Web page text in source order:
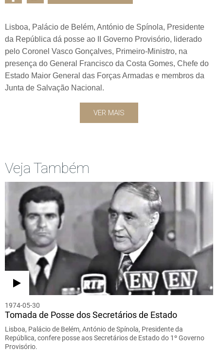
Lisboa, Palácio de Belém, António de Spínola, Presidente
da República dá posse ao II Governo Provisório, liderado
pelo Coronel Vasco Gonçalves, Primeiro-Ministro, na
presença do General Francisco da Costa Gomes, Chefe do
Estado Maior General das Forças Armadas e membros da
Junta de Salvação Nacional.
VER MAIS
Veja Também
1974-05-30
Tomada de Posse dos Secretários de Estado
Lisboa, Palácio de Belém, António de Spínola, Presidente da
República, confere posse aos Secretários de Estado do 1º Governo
Provisório.